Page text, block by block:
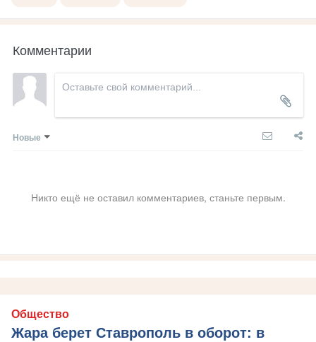
Комментарии
Новые
Никто ещё не оставил комментариев, станьте первым.
Общество
Жара берет Ставрополь в оборот: в